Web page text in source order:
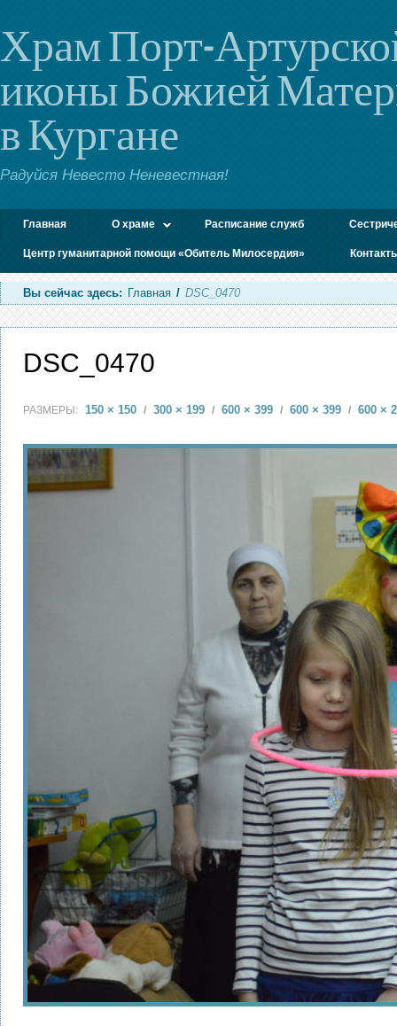
Храм Порт-
иконы Божией
в Кургане
Радуйся Невесто Неневестная!
Главная О храме Расписание служб
Центр гуманитарной помощи «Обитель Милосердия»
Вы сейчас здесь: Главная / DSC_0470
DSC_0470
РАЗМЕРЫ: 150 × 150 / 300 × 199 / 600 × 399 / 600 × 399 / 600 ×